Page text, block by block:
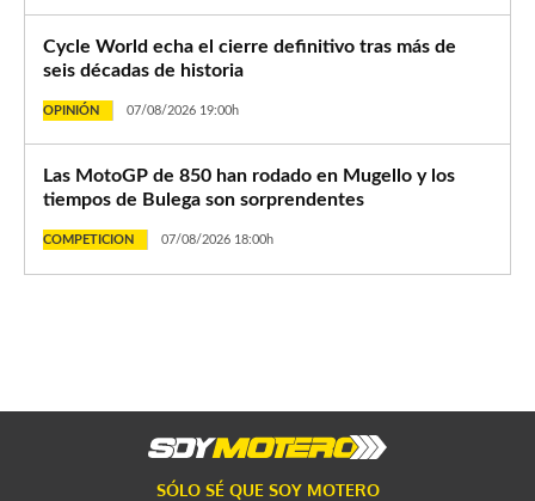
Cycle World echa el cierre definitivo tras más de
seis décadas de historia
OPINIÓN 07/08/2026 19:00h
Las MotoGP de 850 han rodado en Mugello y los
tiempos de Bulega son sorprendentes
COMPETICION 07/08/2026 18:00h
SÓLO SÉ QUE SOY MOTERO